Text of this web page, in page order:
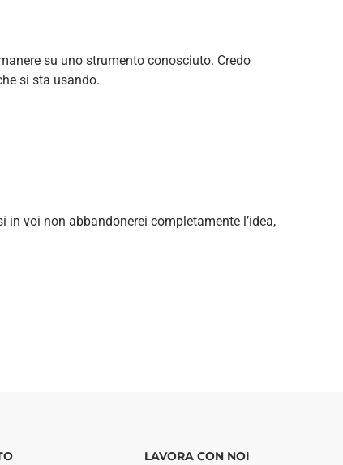
su uno strumento conosciuto. Credo
si sta usando.
voi non abbandonerei completamente l’idea,
LAVORA CON NOI